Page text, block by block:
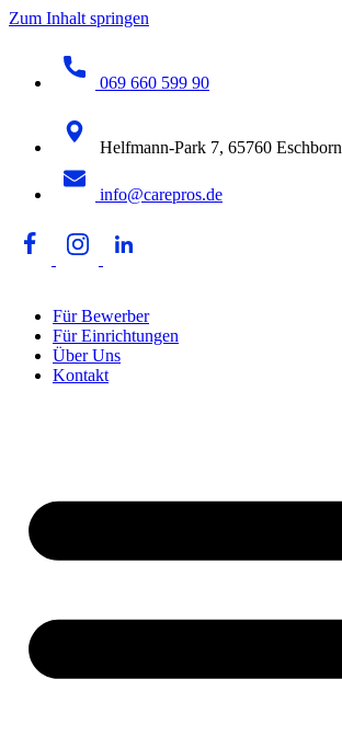
Zum Inhalt springen
069 660 599 90
Helfmann-Park 7, 65760 Eschborn
info@carepros.de
Für Bewerber
Für Einrichtungen
Über Uns
Kontakt